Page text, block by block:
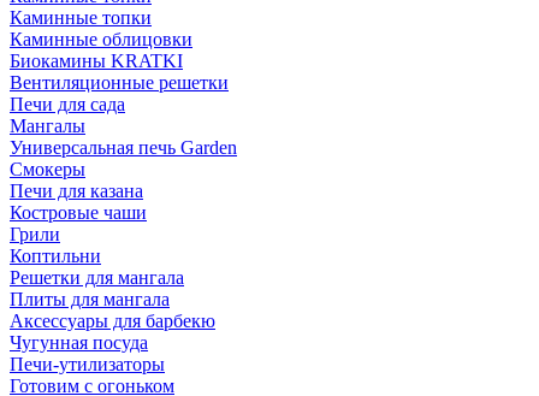
Каминные топки
Каминные облицовки
Биокамины KRATKI
Вентиляционные решетки
Печи для сада
Мангалы
Универсальная печь Garden
Смокеры
Печи для казана
Костровые чаши
Грили
Коптильни
Решетки для мангала
Плиты для мангала
Аксессуары для барбекю
Чугунная посуда
Печи-утилизаторы
Готовим с огоньком